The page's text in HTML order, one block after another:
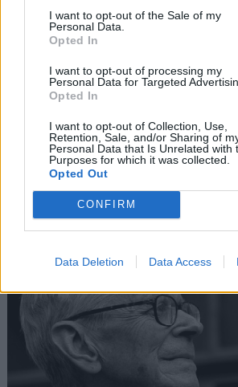
I want to opt-out of the Sale of my
Personal Data.
Opted In
I want to opt-out of processing my
Personal Data for Targeted
Opted In
I want to opt-out of Collection, Use,
Retention, Sale, and/or Sharing of
Personal Data that Is Unrelated with
Purposes for which it was collected.
Opted Out
CONFIRM
Data Deletion Data Access
Kard. Sarah: Obrzędów nie można